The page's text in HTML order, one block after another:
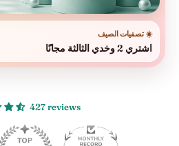
☀️ تصفيات الصيف
اشتري 2 وخدي الثالثة مجانًا
427 reviews